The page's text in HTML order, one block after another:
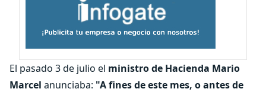
El pasado 3 de julio el ministro de Hacienda Mario
Marcel anunciaba: "A fines de este mes, o antes de